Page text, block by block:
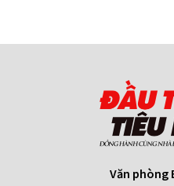
Văn phòng